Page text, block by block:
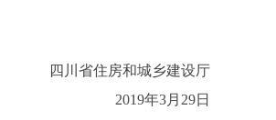
四川省住房和城乡建设厅
2019年3月 29日